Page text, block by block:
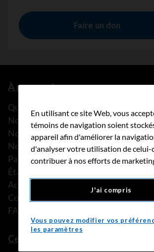
À propos de nous
Que faisons-nous?
Notre histoire
Nos histoires
Notre équipe
Partenariats
États financiers
Actualités
Communiqués de presse
FAQ
Ce que nous pouvons faire
En utilisant ce site Web, vous
témoins de navigation soient
appareil afin d'améliorer la
d'analyser votre utilisation de celui-
contribuer à nos efforts de
J'ai compris
Vous pouvez modifier vos
les paramètres